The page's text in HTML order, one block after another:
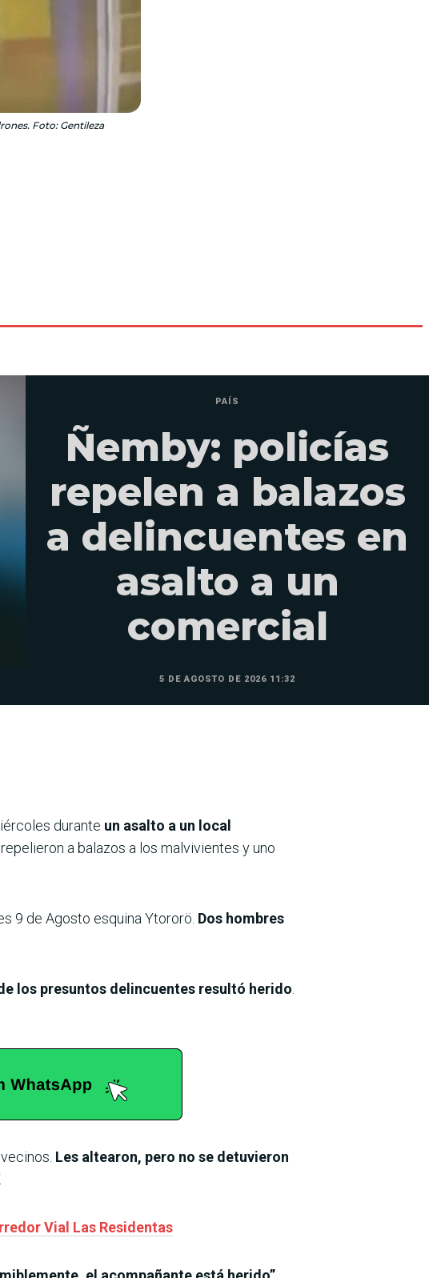
Foto: Gentileza
PAÍS
Ñemby: policías
repelen a balazos
a delincuentes en
asalto a un
comercial
5 DE AGOSTO DE 2026 11:32
durante un asalto a un local
a balazos a los malvivientes y uno
9 de Agosto esquina Ytororö. Dos hombres
los presuntos delincuentes resultó herido
Les altearon, pero no se detuvieron
Vial Las Residentas